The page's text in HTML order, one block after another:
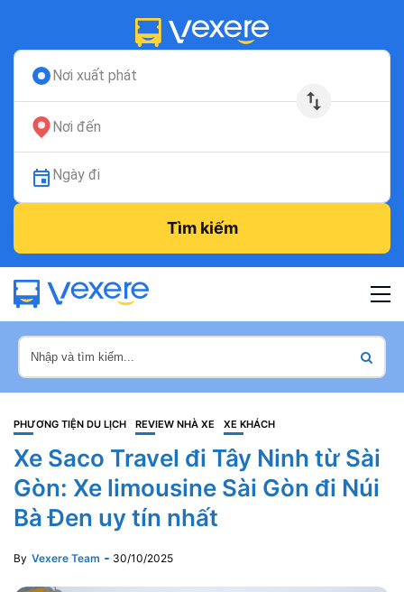
Nơi xuất phát
Nơi đến
Ngày đi
Tìm kiếm
PHƯƠNG TIỆN DU LỊCH REVIEW NHÀ XE XE KHÁCH
Xe Saco Travel đi Tây Ninh từ Sài
Gòn: Xe limousine Sài Gòn đi Núi
Bà Đen uy tín nhất
By Vexere Team 30/10/2025